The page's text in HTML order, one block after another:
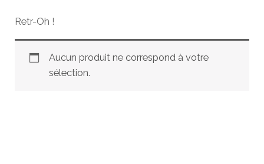
Retr-Oh !
Aucun produit ne correspond à votre
sélection.